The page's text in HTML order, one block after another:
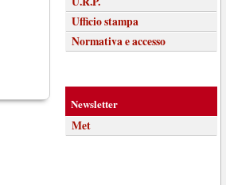
Ufficio stampa
Normativa e accesso
Newsletter
Met